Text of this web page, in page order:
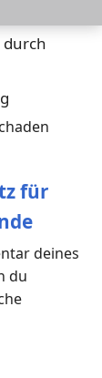
durch
für
deines
du